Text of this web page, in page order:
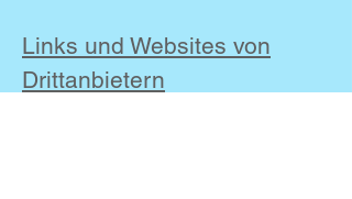
Links und Websites von
Drittanbietern